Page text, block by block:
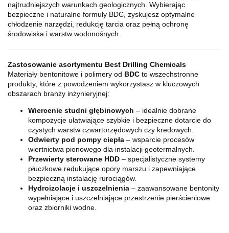
najtrudniejszych warunkach geologicznych. Wybierając
bezpieczne i naturalne formuły BDC, zyskujesz optymalne
chłodzenie narzędzi, redukcję tarcia oraz pełną ochronę
środowiska i warstw wodonośnych.
Zastosowanie asortymentu Best Drilling Chemicals
Materiały bentonitowe i polimery od BDC to wszechstronne
produkty, które z powodzeniem wykorzystasz w kluczowych
obszarach branży inżynieryjnej:
Wiercenie studni głębinowych – idealnie dobrane
kompozycje ułatwiające szybkie i bezpieczne dotarcie do
czystych warstw czwartorzędowych czy kredowych.
Odwierty pod pompy ciepła – wsparcie procesów
wiertnictwa pionowego dla instalacji geotermalnych.
Przewierty sterowane HDD – specjalistyczne systemy
płuczkowe redukujące opory marszu i zapewniające
bezpieczną instalację rurociągów.
Hydroizolacje i uszczelnienia – zaawansowane bentonity
wypełniające i uszczelniające przestrzenie pierścieniowe
oraz zbiorniki wodne.